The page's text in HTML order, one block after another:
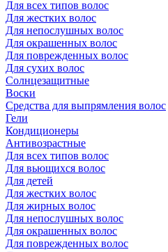
Для всех типов волос
Для жестких волос
Для непослушных волос
Для окрашенных волос
Для поврежденных волос
Для сухих волос
Солнцезащитные
Воски
Средства для выпрямления волос
Гели
Кондиционеры
Антивозрастные
Для всех типов волос
Для вьющихся волос
Для детей
Для жестких волос
Для жирных волос
Для непослушных волос
Для окрашенных волос
Для поврежденных волос